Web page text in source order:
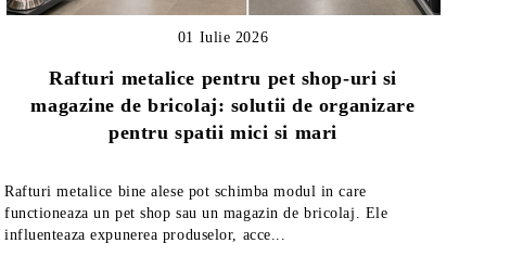
Rafturi metalice pentru pet shop-uri si
magazine de bricolaj: solutii de organizare
pentru spatii mici si mari
01 Iulie 2026
Rafturi metalice bine alese pot schimba modul in care
functioneaza un pet shop sau un magazin de bricolaj. Ele
influenteaza expunerea produselor, acce...